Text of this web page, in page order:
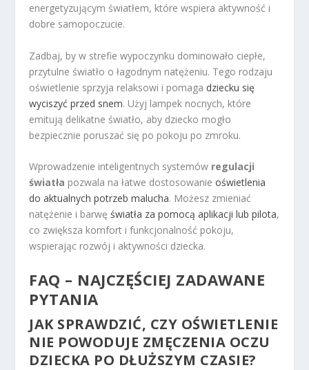
energetyzującym światłem, które wspiera aktywność i
dobre samopoczucie.
Zadbaj, by w strefie wypoczynku dominowało ciepłe,
przytulne światło o łagodnym natężeniu. Tego rodzaju
oświetlenie sprzyja relaksowi i pomaga dziecku się
wyciszyć przed snem. Użyj lampek nocnych, które
emitują delikatne światło, aby dziecko mogło
bezpiecznie poruszać się po pokoju po zmroku.
Wprowadzenie inteligentnych systemów regulacji
światła pozwala na łatwe dostosowanieoświetlenia
do aktualnych potrzeb malucha. Możesz zmieniać
natężenie i barwęświatła za pomocą aplikacji lub pilota,
co zwiększa komfort i funkcjonalność pokoju,
wspierając rozwój i aktywności dziecka.
FAQ – NAJCZĘŚCIEJ ZADAWANE
PYTANIA
JAK SPRAWDZIĆ, CZY OŚWIETLENIE
NIE POWODUJE ZMĘCZENIA OCZU
DZIECKA PO DŁUŻSZYM CZASIE?